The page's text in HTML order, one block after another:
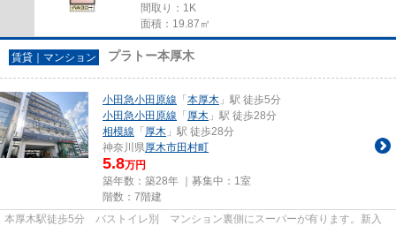
間取り：1K
面積：19.87㎡
賃貸｜マンション プラトー本厚木
小田急小田原線 「本厚木 」駅 徒歩5分
小田急小田原線 「厚木 」駅 徒歩28分
相模線 「厚木 」駅 徒歩28分
神奈川県厚木市田村町
5.8万円
築年数：築28年 ｜募集中： 1室
階数：7階建
本厚木駅徒歩5分 バストイレ別 マンション裏側にスーパーが有ります。新入